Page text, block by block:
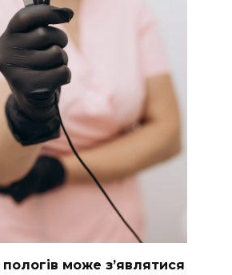
може з’являтися